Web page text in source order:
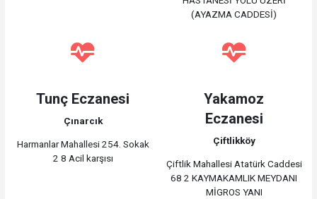
(AYAZMA CADDESİ)
Tunç Eczanesi
Çınarcık
Harmanlar Mahallesi 254. Sokak
2 8 Acil karşısı
Yakamoz
Eczanesi
Çiftlikköy
Çiftlik Mahallesi Atatürk Caddesi
68 2 KAYMAKAMLIK MEYDANI
MİGROS YANI